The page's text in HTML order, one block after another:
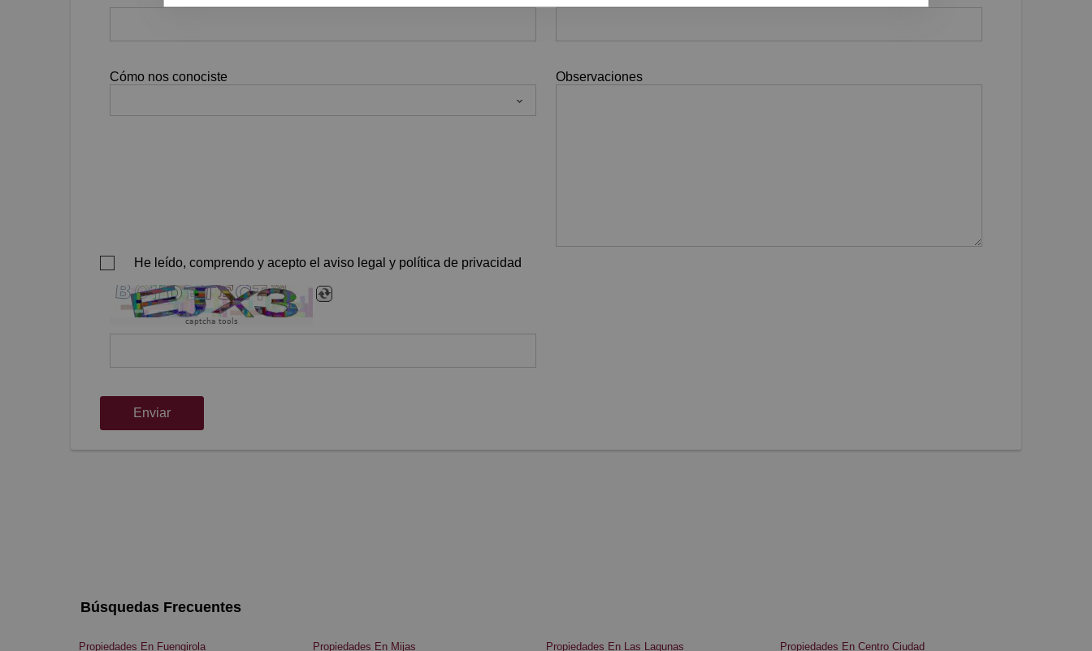
Cómo nos conociste Observaciones
He leído, comprendo y acepto el aviso legal y política de privacidad
captcha tools
Enviar
Búsquedas Frecuentes
Propiedades En Fuengirola Propiedades En Mijas Propiedades En Las Lagunas Propiedades En Centro Ciudad